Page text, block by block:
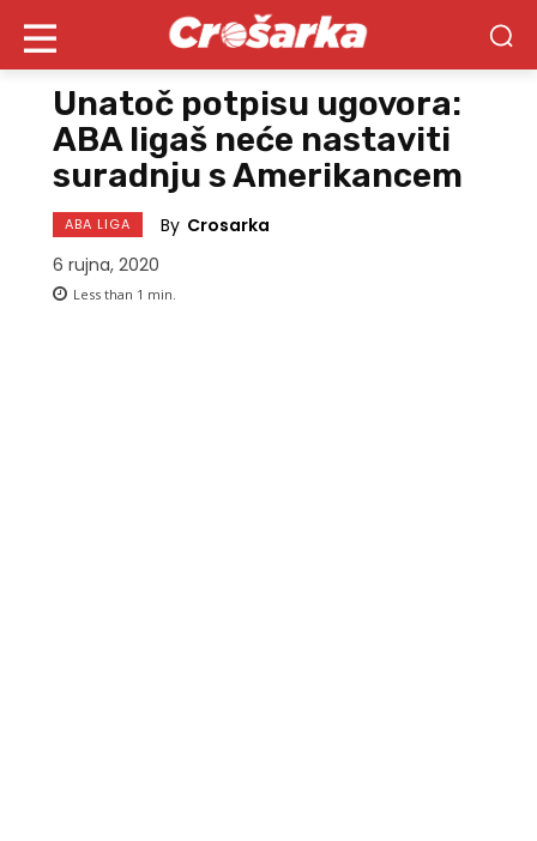
Unatoč potpisu ugovora:
ABA ligaš neće nastaviti
suradnju s Amerikancem
ABA LIGA By Crosarka
6 rujna, 2020
Less than 1 min.